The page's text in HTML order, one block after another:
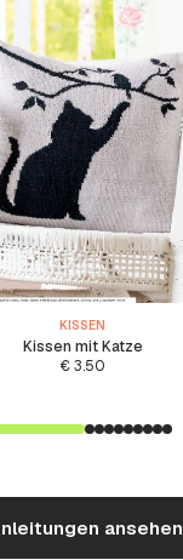
KISSEN
Kissen mit Katze
€3.50
ansehen